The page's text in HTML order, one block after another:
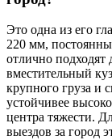
Это одна из его
220 мм,
отлично подходят
вместительный
крупного груза и
устойчивее
центра тяжести.
выездов за город